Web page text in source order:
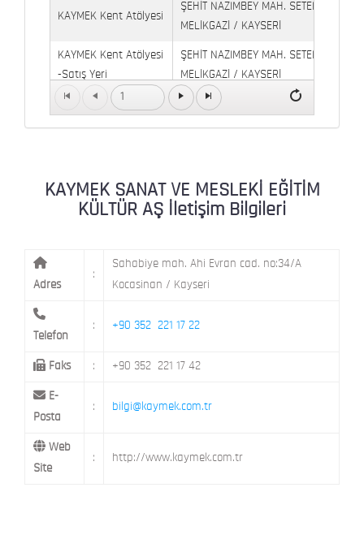
KAYMEK Kent Atölyesi
ŞEHİT NAZIMBEY MAH. SETENÖNÜ
MELİKGAZİ / KAYSERİ
KAYMEK Kent Atölyesi
-Satış Yeri
ŞEHİT NAZIMBEY MAH. SETENÖNÜ
MELİKGAZİ / KAYSERİ
Kaymek Köşk Sosyal
Köşk Mahallesi, Orgeneral Eşref Bitlis
KAYMEK SÜMER MEVLANA MAH. 8. CAD. NO: 28
MİMARSİNAN DEMOKRASİ MAH. FATİN
1
KAYMEK SANAT VE MESLEKİ EĞİTİM
KÜLTÜR AŞ İletişim Bilgileri
Adres
:
Sahabiye mah. Ahi Evran cad. no:34/A
Kocasinan / Kayseri
Telefon
: +90 352 221 17 22
Faks : +90 352 221 17 42
E-
Posta
: bilgi@kaymek.com.tr
Web
Site
: http://www.kaymek.com.tr